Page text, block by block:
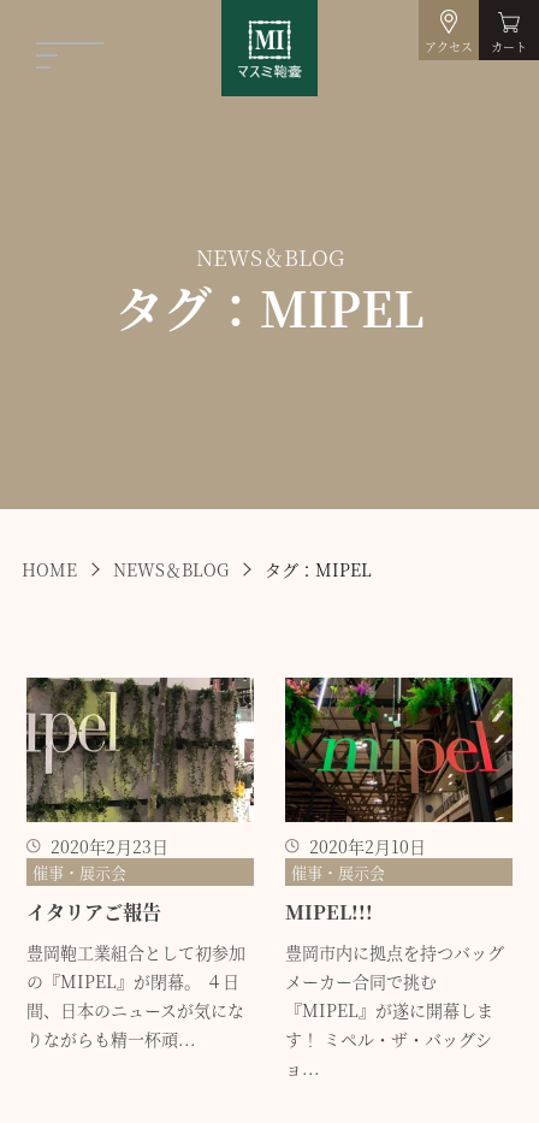
アクセス カート
NEWS＆BLOG
タグ：MIPEL
HOME NEWS＆BLOG タグ：MIPEL
2020年2月23日
催事・展示会
イタリアご報告
豊岡鞄工業組合として初参加
の『MIPEL』が閉幕。 ４日
間、日本のニュースが気にな
りながらも精一杯頑...
2020年2月10日
催事・展示会
MIPEL!!!
豊岡市内に拠点を持つバッグ
メーカー合同で挑む
『MIPEL』が遂に開幕しま
す！ ミペル・ザ・バッグシ
ョ...